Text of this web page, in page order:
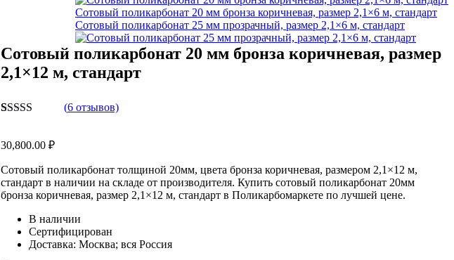
Сотовый поликарбонат 20 мм бронза коричневая, размер 2,1×6 м, стандарт
Сотовый поликарбонат 25 мм прозрачный, размер 2,1×6 м, стандарт
Сотовый поликарбонат 20 мм бронза коричневая, размер
2,1×12 м, стандарт
основе
пользователей
(6отзывов)
30,800.00 ₽
Сотовый поликарбонат толщиной 20мм, цвета бронза коричневая, размером 2,1×12 м,
стандарт в наличии на складе от производителя. Купить сотовый поликарбонат 20мм
бронза коричневая, размер 2,1×12 м, стандарт в Поликарбомаркете по лучшей цене.
В наличии
Сертифицирован
Доставка: Москва; вся Россия